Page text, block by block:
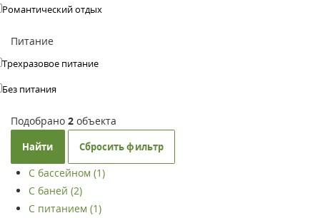
Романтический отдых
Питание
Трехразовое питание
Без питания
Подобрано 2 объекта
Найти Сбросить фильтр
С бассейном (1)
С баней (2)
С питанием (1)